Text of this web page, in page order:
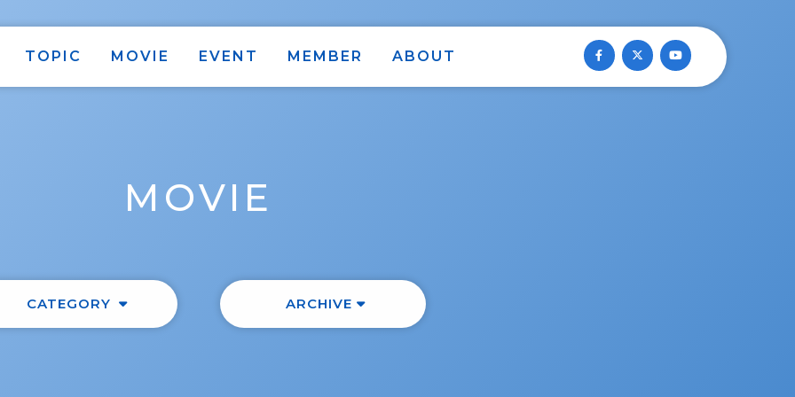
TOPIC MOVIE EVENT MEMBER ABOUT
MOVIE
CATEGORY ARCHIVE